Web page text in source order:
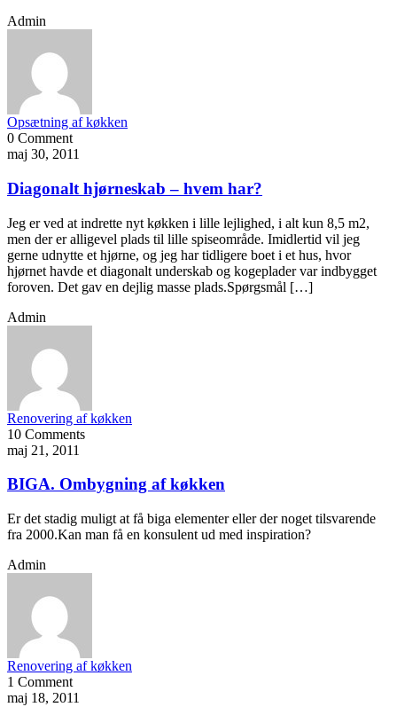
Admin
Opsætning af køkken
0 Comment
maj 30, 2011
Diagonalt hjørneskab – hvem har?
Jeg er ved at indrette nyt køkken i lille lejlighed, i alt kun 8,5 m2,
men der er alligevel plads til lille spiseområde. Imidlertid vil jeg
gerne udnytte et hjørne, og jeg har tidligere boet i et hus, hvor
hjørnet havde et diagonalt underskab og kogeplader var indbygget
foroven. Det gav en dejlig masse plads.Spørgsmål […]
Admin
Renovering af køkken
10 Comments
maj 21, 2011
BIGA. Ombygning af køkken
Er det stadig muligt at få biga elementer eller der noget tilsvarende
fra 2000.Kan man få en konsulent ud med inspiration?
Admin
Renovering af køkken
1 Comment
maj 18, 2011